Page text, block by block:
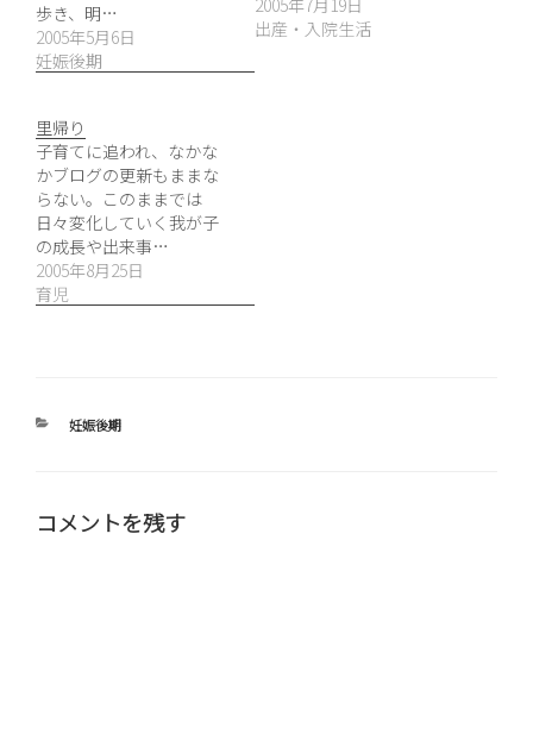
歩き、明…
2005年5月6日
妊娠後期
2005年7月19日
出産・入院生活
里帰り
子育てに追われ、なかな
かブログの更新もままな
らない。このままでは
日々変化していく我が子
の成長や出来事…
2005年8月25日
育児
カ
妊娠後期
コメントを残す